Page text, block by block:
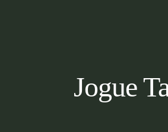
Jogue